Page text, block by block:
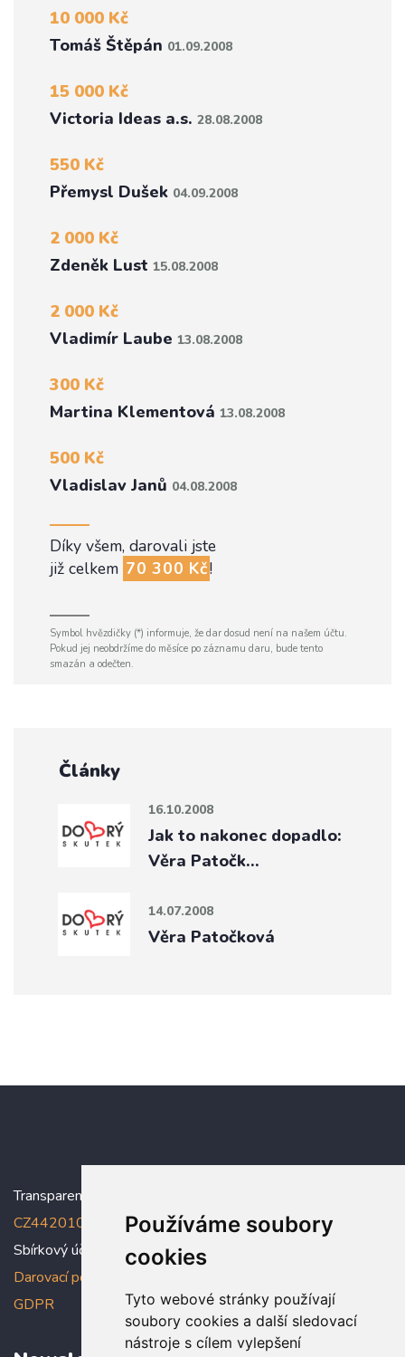
Používáme soubory
cookies
Tyto webové stránky používají
soubory cookies a další sledovací
nástroje s cílem vylepšení
10 000 Kč
Tomáš Štěpán 01.09.2008
15 000 Kč
Victoria Ideas a.s. 28.08.2008
550 Kč
Přemysl Dušek 04.09.2008
2 000 Kč
Zdeněk Lust 15.08.2008
2 000 Kč
Vladimír Laube 13.08.2008
300 Kč
Martina Klementová 13.08.2008
500 Kč
Vladislav Janů 04.08.2008
Díky všem, darovali jste
již celkem 70 300 Kč!
Symbol hvězdičky (*) informuje, že dar dosud není na našem účtu.
Pokud jej neobdržíme do měsíce po záznamu daru, bude tento
smazán a odečten.
Články
16.10.2008
Jak to nakonec dopadlo:
Věra Patočk…
14.07.2008
Věra Patočková
Transparentní účet:
CZ4420100000005005005006
Sbírkový účet: 5005005022/2010
Darovací podmínky
GDPR